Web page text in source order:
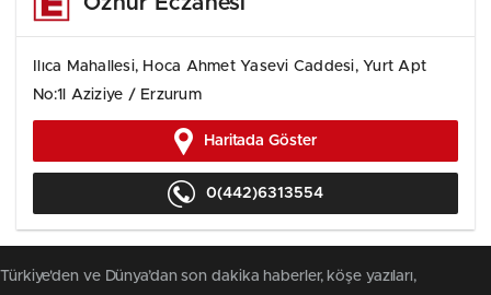
Ilıca Mahallesi, Hoca Ahmet Yasevi Caddesi, Yurt Apt
No:1l Aziziye / Erzurum
Haritada Göster
0(442)6313554
Türkiye'den ve Dünya’dan son dakika haberler, köşe yazıları,